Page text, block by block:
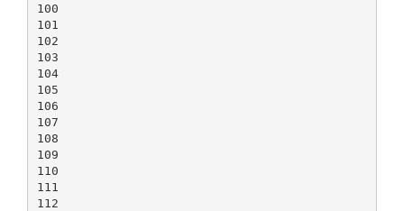
100
101
102
103
104
105
106
107
108
109
110
111
112